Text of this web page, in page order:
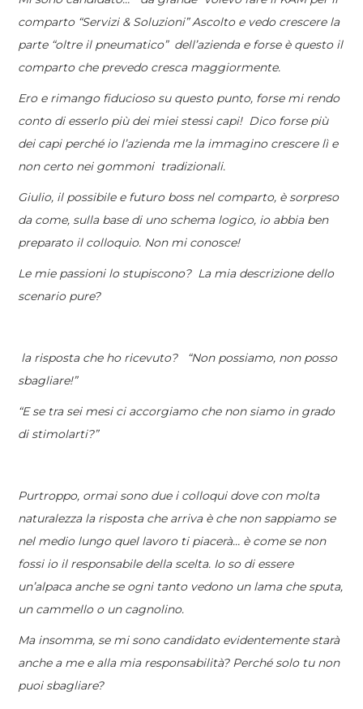
comparto “Servizi & Soluzioni” Ascolto e vedo crescere la
parte “oltre il pneumatico” dell’azienda e forse è questo il
comparto che prevedo cresca maggiormente.
Ero e rimango fiducioso su questo punto, forse mi rendo
conto di esserlo più dei miei stessi capi! Dico forse più
dei capi perché io l’azienda me la immagino crescere lì e
non certo nei gommoni tradizionali.
Giulio, il possibile e futuro boss nel comparto, è sorpreso
da come, sulla base di uno schema logico, io abbia ben
preparato il colloquio. Non mi conosce!
Le mie passioni lo stupiscono? La mia descrizione dello
scenario pure?
la risposta che ho ricevuto? “Non possiamo, non posso
sbagliare!”
“E se tra sei mesi ci accorgiamo che non siamo in grado
di stimolarti?”
Purtroppo, ormai sono due i colloqui dove con molta
naturalezza la risposta che arriva è che non sappiamo se
nel medio lungo quel lavoro ti piacerà… è come se non
fossi io il responsabile della scelta. Io so di essere
un’alpaca anche se ogni tanto vedono un lama che sputa,
un cammello o un cagnolino.
Ma insomma, se mi sono candidato evidentemente starà
anche a me e alla mia responsabilità? Perché solo tu non
puoi sbagliare?